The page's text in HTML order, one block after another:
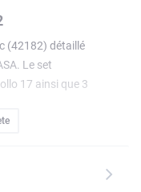
(42182) détaillé
Le set
17 ainsi que 3
tout
qu'une